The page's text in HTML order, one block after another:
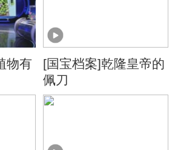
物有
[国宝档案]乾隆皇帝的
佩刀